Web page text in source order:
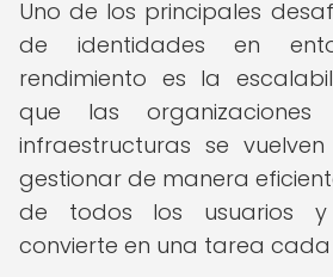
Uno de los principales
de identidades en
rendimiento es la
que las
infraestructuras se
gestionar de manera
de todos los usuarios y
convierte en una tarea cada